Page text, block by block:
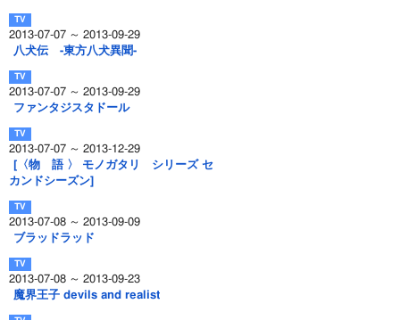
2013-07-07 ～ 2013-09-29
八犬伝 -東方八犬異聞-
2013-07-07 ～ 2013-09-29
ファンタジスタドール
2013-07-07 ～ 2013-12-29
[〈物 語 〉 モノガタリ シリーズ セ
カンドシーズン]
2013-07-08 ～ 2013-09-09
ブラッドラッド
2013-07-08 ～ 2013-09-23
魔界王子 devils and realist